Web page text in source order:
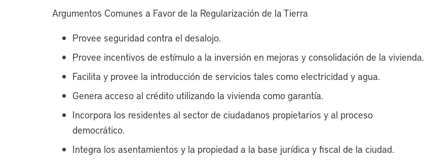
Argumentos Comunes a Favor de la Regularización de la Tierra
Provee seguridad contra el desalojo.
Provee incentivos de estímulo a la inversión en mejoras y consolidación de la vivienda.
Facilita y provee la introducción de servicios tales como electricidad y agua.
Genera acceso al crédito utilizando la vivienda como garantía.
Incorpora los residentes al sector de ciudadanos propietarios y al proceso
democrático.
Integra los asentamientos y la propiedad a la base jurídica y fiscal de la ciudad.